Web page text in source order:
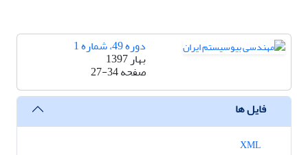
دوره 49، شماره 1
بهار 1397
صفحه27-34
فایل ها